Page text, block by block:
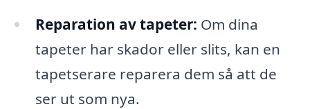
Reparation av tapeter: Om dina
tapeter har skador eller slits, kan en
tapetserare reparera dem så att de
ser ut som nya.